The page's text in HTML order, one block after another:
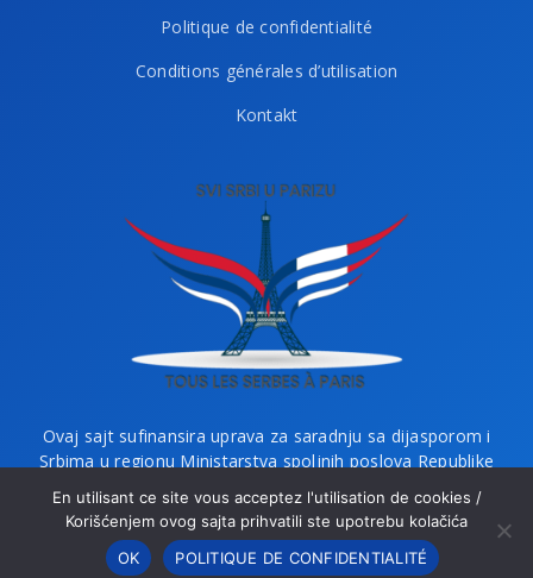
Politique de confidentialité
Conditions générales d’utilisation
Kontakt
Ovaj sajt sufinansira uprava za saradnju sa dijasporom i
Srbima u regionu Ministarstva spoljnih poslova Republike
Srbije i Ministarstvo bez portfelja zaduženo za dijasporu.
En utilisant ce site vous acceptez l'utilisation de cookies /
Korišćenjem ovog sajta prihvatili ste upotrebu kolačića
OK
POLITIQUE DE CONFIDENTIALITÉ